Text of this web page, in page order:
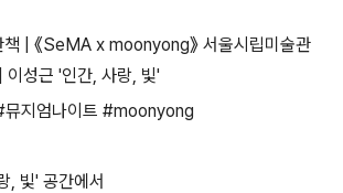
| 《SeMA x moonyong》 서울시립미술관
성근 '인간, 사랑, 빛'
뮤지엄나이트 #moonyong
, 빛' 공간에서